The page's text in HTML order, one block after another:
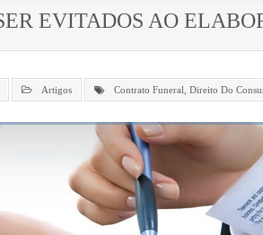
EVITADOS AO
Artigos Contrato Funeral Direito Do